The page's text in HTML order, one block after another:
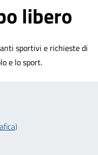
libero
sportivi e richieste di
e lo sport.